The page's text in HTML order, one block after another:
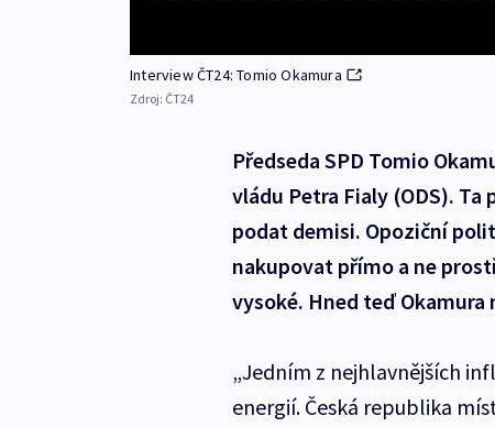
Interview ČT24: Tomio Okamura
Zdroj: ČT24
Předseda SPD Tomio
vládu Petra Fialy (ODS). Ta
podat demisi. Opoziční
nakupovat přímo a ne
vysoké. Hned teď
„Jedním z nejhlavnějších
energií. Česká republika